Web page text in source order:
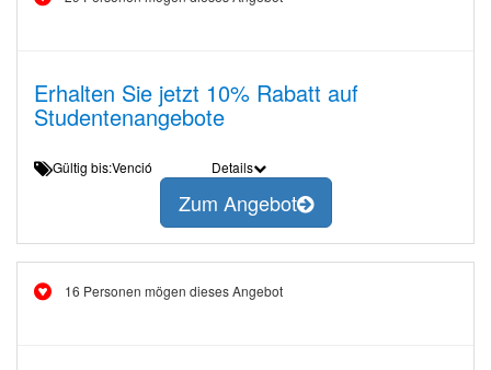
Erhalten Sie jetzt 10% Rabatt auf
Studentenangebote
Gültig bis:Venció Details
Zum Angebot
16 Personen mögen dieses Angebot